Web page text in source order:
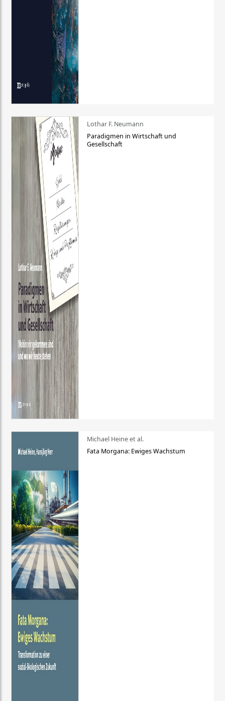
Lothar F. Neumann
Paradigmen in Wirtschaft und
Gesellschaft
Michael Heine et al.
Fata Morgana: Ewiges Wachstum